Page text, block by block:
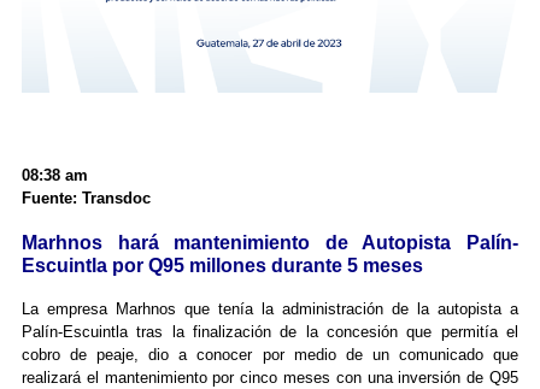
08:38 am
Fuente: Transdoc
Marhnos hará mantenimiento de Autopista Palín-
Escuintla por Q95 millones durante 5 meses
La empresa Marhnos que tenía la administración de la autopista a
Palín-Escuintla tras la finalización de la concesión que permitía el
cobro de peaje, dio a conocer por medio de un comunicado que
realizará el mantenimiento por cinco meses con una inversión de Q95